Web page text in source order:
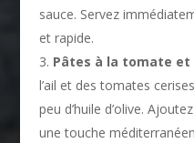
sauce. Servez
et rapide.
Pâtes à la tomate et
l’ail et des tomates
peu d’huile d’olive.
une touche